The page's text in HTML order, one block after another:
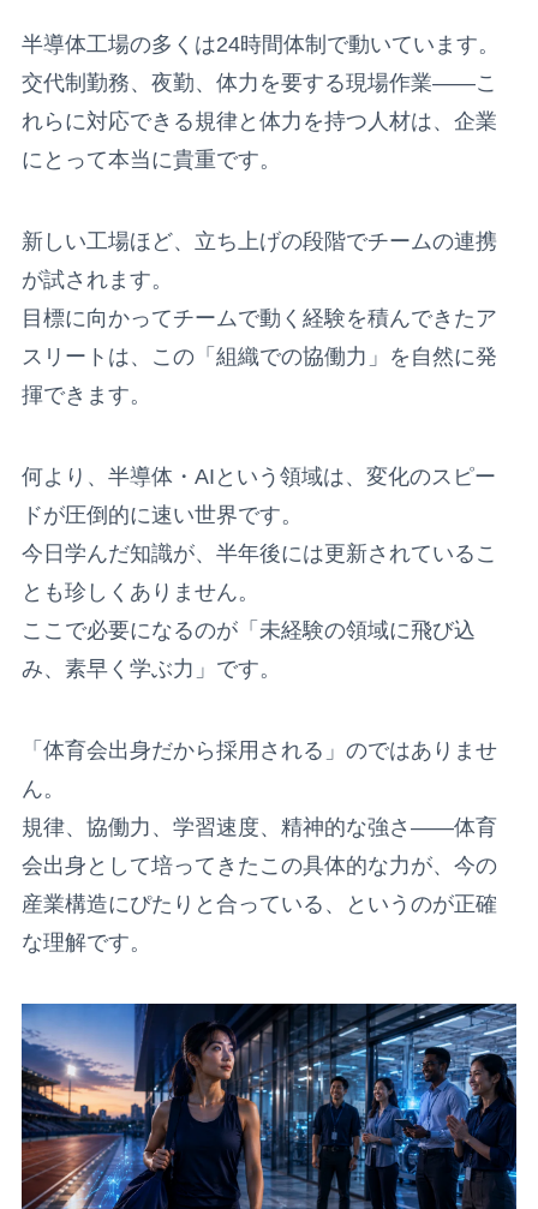
半導体工場の多くは24時間体制で動いています。
交代制勤務、夜勤、体力を要する現場作業——こ
れらに対応できる規律と体力を持つ人材は、企業
にとって本当に貴重です。
新しい工場ほど、立ち上げの段階でチームの連携
が試されます。
目標に向かってチームで動く経験を積んできたア
スリートは、この「組織での協働力」を自然に発
揮できます。
何より、半導体・AIという領域は、変化のスピー
ドが圧倒的に速い世界です。
今日学んだ知識が、半年後には更新されているこ
とも珍しくありません。
ここで必要になるのが「未経験の領域に飛び込
み、素早く学ぶ力」です。
「体育会出身だから採用される」のではありませ
ん。
規律、協働力、学習速度、精神的な強さ——体育
会出身として培ってきたこの具体的な力が、今の
産業構造にぴたりと合っている、というのが正確
な理解です。